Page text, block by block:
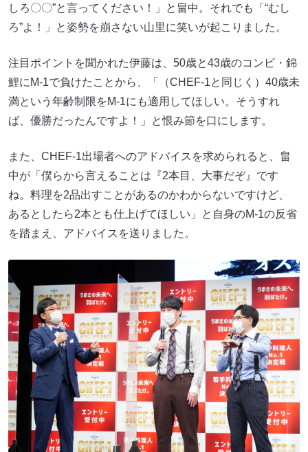
しろ〇〇”と言ってください！」と畠中。それでも「“むし
ろ”よ！」と姿勢を崩さない山里に笑いが起こりました。
注目ポイントを聞かれた伊藤は、50歳と43歳のコンビ・錦
鯉にM-1で負けたことから、「（CHEF-1と同じく）40歳未
満という年齢制限をM-1にも適用してほしい。そうすれ
ば、優勝だったんですよ！」と恨み節を口にします。
また、CHEF-1出場者へのアドバイスを求められると、畠
中が「僕らから言えることは『2本目、大事だぞ』です
ね。料理を2品出すことがあるのかわからないですけど、
あるとしたら2本とも仕上げてほしい」と自身のM-1の反省
を踏まえ、アドバイスを送りました。